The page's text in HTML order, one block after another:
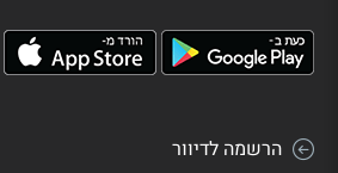
הרשמה לדיוור